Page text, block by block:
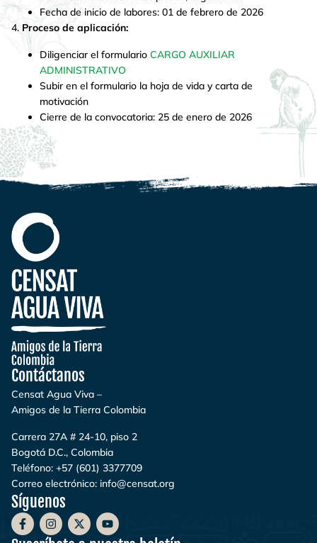
Fecha de inicio de labores: 01 de febrero de 2026
4. Proceso de aplicación:
Diligenciar el formulario CARGO AUXILIAR
ADMINISTRATIVO
Subir en el formulario la hoja de vida y carta de
motivación
Cierre de la convocatoria: 25 de enero de 2026
Contáctanos
Censat Agua Viva –
Amigos de la Tierra Colombia
Carrera 27A # 24-10, piso 2
Bogotá D.C., Colombia
Teléfono: +57 (601) 3377709
Correo electrónico: info@censat.org
Síguenos